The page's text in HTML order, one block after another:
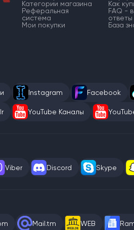
Категории магазина
Реферальная
система
Мои покупки
Как
FAQ -
ответы
База
Instagram Facebook
YouTube Каналы
Viber Discord Skype
Mail.tm WEB